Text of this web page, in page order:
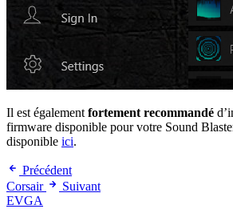
Il est également fortement recommandé
firmware disponible pour votre Sound
disponible ici.
Précédent
Corsair
Suivant
EVGA